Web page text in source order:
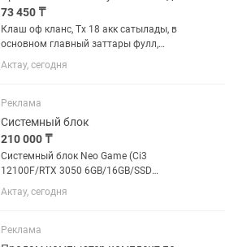
73 450 ₸
Клаш оф кланс, Тх 18 акк сатылады, в
основном главный заттары фулл,
защита фулл тек суперзаряд қалды,
толық инфо керек болса жазыңдар,
Каспи
Актау, сегодня
Реклама
Системный блок
210 000 ₸
Системный блок Neo Game (Ci3
12100F/RTX 3050 6GB/16GB/SSD
1TB/H610M/HUNTKEY GS450S) в очень
хорошем состоянии. Пользовался
Актау, сегодня
Реклама